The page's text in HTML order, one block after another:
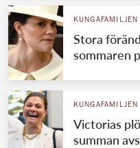
KUNGAFAMILJEN
Stora
sommaren
KUNGAFAMILJEN
Victorias
summan